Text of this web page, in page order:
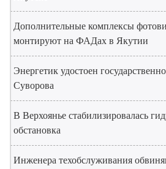
Дополнительные комплексы
монтируют на ФАДах в Якутии
Энергетик удостоен
Суворова
В Верхоянье стабилизировалась
обстановка
Инженера техобслуживания